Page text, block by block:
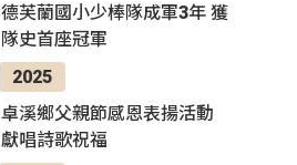
德芙蘭國小少棒隊成軍3年 獲
隊史首座冠軍
2025
卓溪鄉父親節感恩表揚活動
獻唱詩歌祝福